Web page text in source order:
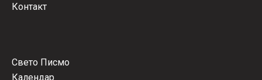
Контакт
Свето Писмо
Календар